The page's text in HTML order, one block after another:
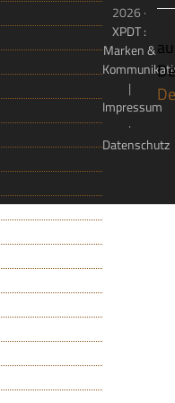
2026 ·
XPDT :
Marken &
|
Impressum
·
Datenschutz